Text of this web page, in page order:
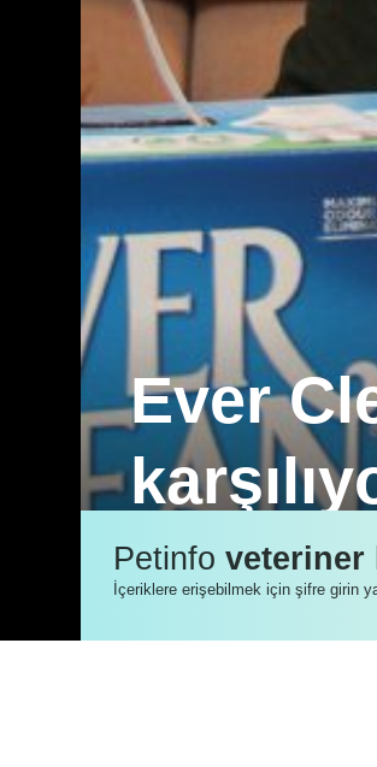
Ever
Kuzey Pet Pazarlama
da istediğimiz gibi
Petinfoveteriner
İçeriklere erişebilmek için şifre girin